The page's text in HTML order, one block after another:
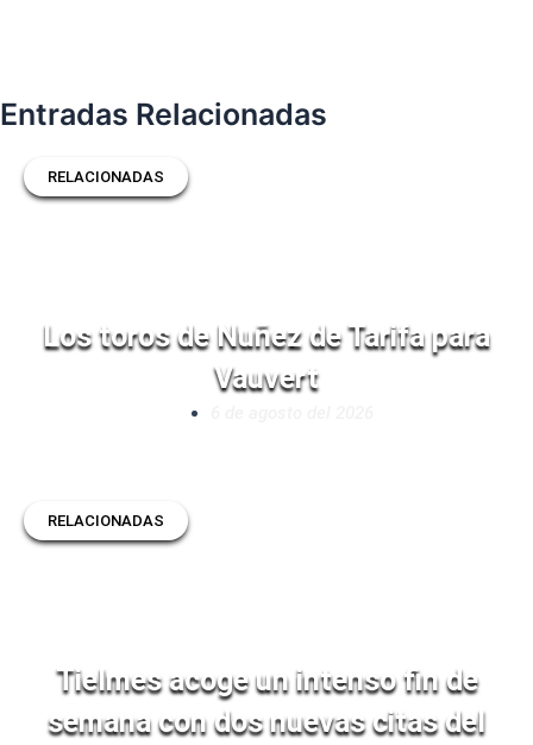
Entradas Relacionadas
RELACIONADAS
Los toros de Nuñez de Tarifa para
Vauvert
RELACIONADAS
Tielmes acoge un intenso fin de
semana con dos nuevas citas del